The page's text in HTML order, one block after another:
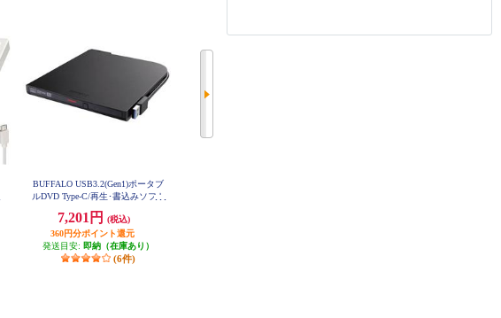
BUFFALO USB3.2(Gen1)ポータブ
ルDVD Type-C/再生･書込みソフト
7,201円
(税込)
360円分ポイント還元
発送目安: 即納（在庫あり）
(6件)